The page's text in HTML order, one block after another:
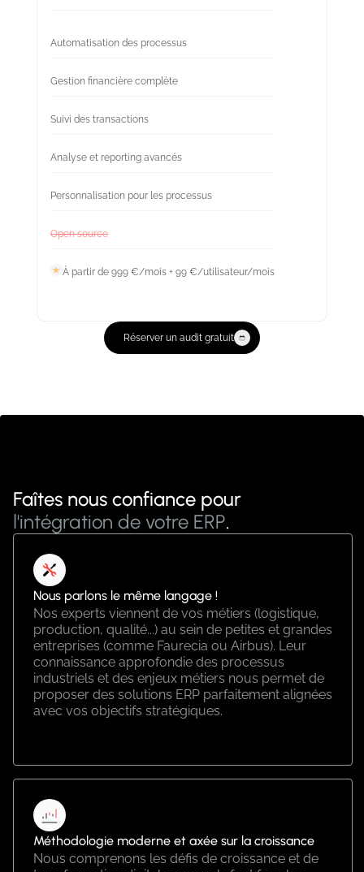
Automatisation des processus
Gestion financière complète
Suivi des transactions
Analyse et reporting avancés
Personnalisation pour les processus
Open source
À partir de 999 €/mois + 99 €/utilisateur/mois
Réserver un audit gratuit
Faîtes nous confiance pour
l'intégration de votre ERP.
Nous parlons le même langage !
Nos experts viennent de vos métiers (logistique,
production, qualité...) au sein de petites et grandes
entreprises (comme Faurecia ou Airbus). Leur
connaissance approfondie des processus
industriels et des enjeux métiers nous permet de
proposer des solutions ERP parfaitement alignées
avec vos objectifs stratégiques.
Méthodologie moderne et axée sur la croissance
Nous comprenons les défis de croissance et de